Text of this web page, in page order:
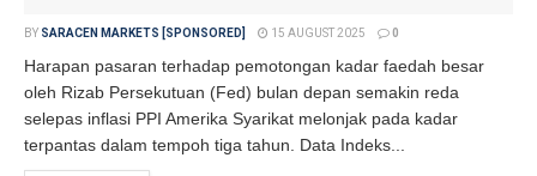
BY SARACEN MARKETS [SPONSORED] 15 AUGUST 2025 0
Harapan pasaran terhadap pemotongan kadar faedah besar
oleh Rizab Persekutuan (Fed) bulan depan semakin reda
selepas inflasi PPI Amerika Syarikat melonjak pada kadar
terpantas dalam tempoh tiga tahun. Data Indeks...